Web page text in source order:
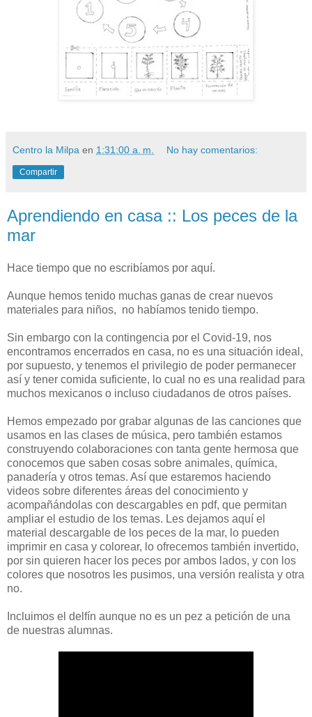
Centro la Milpa en 1:31:00 a. m. No hay comentarios:
Compartir
Aprendiendo en casa :: Los peces de la
mar
Hace tiempo que no escribíamos por aquí.
Aunque hemos tenido muchas ganas de crear nuevos
materiales para niños, no habíamos tenido tiempo.
Sin embargo con la contingencia por el Covid-19, nos
encontramos encerrados en casa, no es una situación ideal,
por supuesto, y tenemos el privilegio de poder permanecer
así y tener comida suficiente, lo cual no es una realidad para
muchos mexicanos o incluso ciudadanos de otros países.
Hemos empezado por grabar algunas de las canciones que
usamos en las clases de música, pero también estamos
construyendo colaboraciones con tanta gente hermosa que
conocemos que saben cosas sobre animales, química,
panadería y otros temas. Así que estaremos haciendo
videos sobre diferentes áreas del conocimiento y
acompañándolas con descargables en pdf, que permitan
ampliar el estudio de los temas. Les dejamos aquí el
material descargable de los peces de la mar, lo pueden
imprimir en casa y colorear, lo ofrecemos también invertido,
por sin quieren hacer los peces por ambos lados, y con los
colores que nosotros les pusimos, una versión realista y otra
no.
Incluimos el delfín aunque no es un pez a petición de una
de nuestras alumnas.